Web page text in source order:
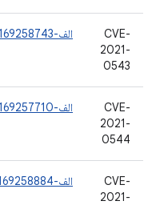
CVE-
2021-
0543
الف-169258743
CVE-
2021-
0544
الف-169257710
CVE-
2021-
الف-169258884